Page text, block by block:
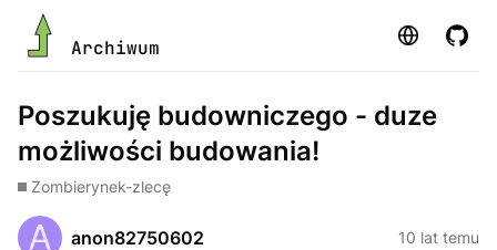
Archiwum Strona
Poszukuję budowniczego - duze
możliwości budowania!
Zombierynek-zlecę
anon82750602 10 lat temu